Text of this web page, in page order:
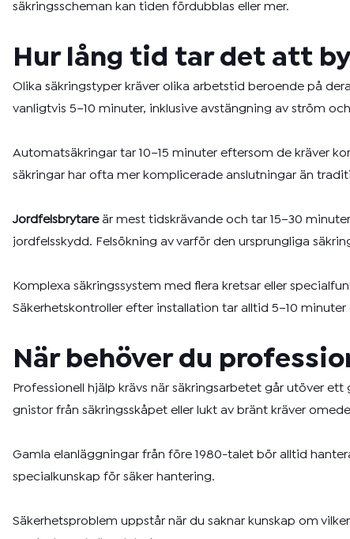
säkringsscheman kan tiden fördubblas eller mer.
Hur lång tid tar det att
Olika säkringstyper kräver olika arbetstid beroende på
vanligtvis 5–10 minuter, inklusive avstängning av ström
Automatsäkringar tar 10–15 minuter eftersom de kräver
säkringar har ofta mer komplicerade anslutningar än
Jordfelsbrytareär mest tidskrävande och tar 15–30
jordfelsskydd. Felsökning av varför den ursprungliga
Komplexa säkringssystem med flera kretsar eller
Säkerhetskontroller efter installation tar alltid 5–10
När behöver du
Professionell hjälp krävs när säkringsarbetet går utöver
gnistor från säkringsskåpet eller lukt av bränt kräver
Gamla elanläggningar från före 1980-talet bör alltid
specialkunskap för säker hantering.
Säkerhetsproblem uppstår när du saknar kunskap om